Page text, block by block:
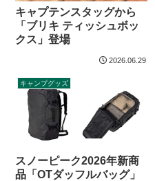
キャプテンスタッグから
「ブリキ ティッシュボッ
クス」登場
2026.06.29
キャンプグッズ
スノーピーク2026年新商
品「OTダッフルバッグ」